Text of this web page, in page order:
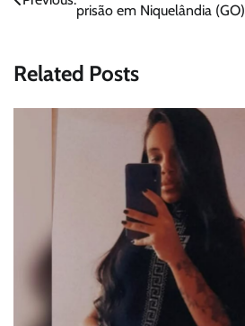
Post
prisão em Niquelândia (GO)
Related Posts